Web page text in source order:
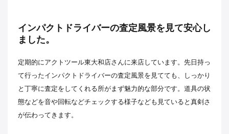
インパクトドライバーの査定風景を見て安心し
ました。
定期的にアクトツール東大和店さんに来店しています。先日持っ
て行ったインパクトドライバーの査定風景を見てても、しっかり
と丁寧に査定をしてくれる所がまず魅力的な部分です。道具の状
態などを音や回転などチェックする様子なども見ていると真剣さ
が伝わってきます。